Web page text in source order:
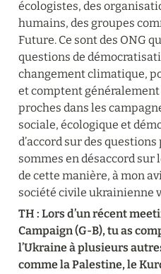
écologistes, des
humains, des groupes
Future. Ce sont des ONG
questions de
changement climatique,
et comptent
proches dans les
sociale, écologique et
d’accord sur des
sommes en désaccord sur
de cette manière, à mon
société civile ukrainienne
TH : Lors d’un récent
Campaign (G-B), tu as
l’Ukraine à plusieurs
comme la Palestine, le